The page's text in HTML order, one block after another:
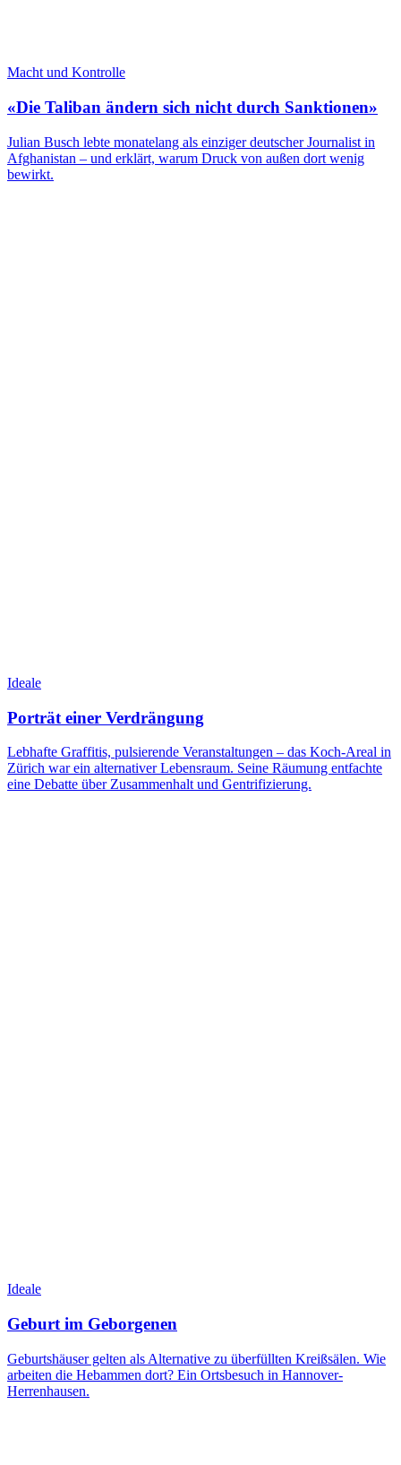
Macht und Kontrolle
«Die Taliban ändern sich nicht durch Sanktionen»
Julian Busch lebte monatelang als einziger deutscher Journalist in
Afghanistan – und erklärt, warum Druck von außen dort wenig
bewirkt.
Ideale
Porträt einer Verdrängung
Lebhafte Graffitis, pulsierende Veranstaltungen – das Koch-Areal in
Zürich war ein alternativer Lebensraum. Seine Räumung entfachte
eine Debatte über Zusammenhalt und Gentrifizierung.
Ideale
Geburt im Geborgenen
Geburtshäuser gelten als Alternative zu überfüllten Kreißsälen. Wie
arbeiten die Hebammen dort? Ein Ortsbesuch in Hannover-
Herrenhausen.